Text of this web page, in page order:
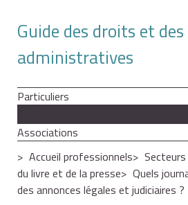
Guide des droits et
administratives
Particuliers
Associations
Accueil professionnels
du livre et de la presse
Quels
des annonces légales et judiciaires ?